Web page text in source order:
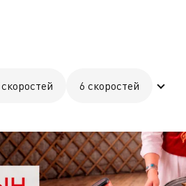
6 скоростей